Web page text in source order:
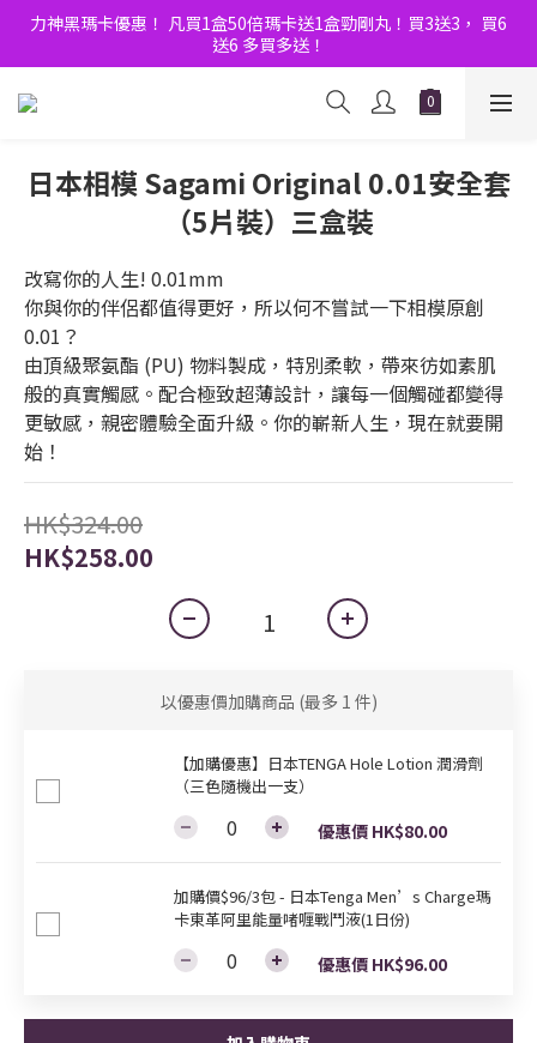
8月優惠Double賞！門市大人玩具節 ｜全店購物滿$600額外9折！
力神黑瑪卡優惠！ 凡買1盒50倍瑪卡送1盒勁剛丸！買3送3， 買6
送6 多買多送！
8月優惠Double賞！門市大人玩具節 ｜全店購物滿$600額外9折！
日本相模 Sagami Original 0.01安全套
（5片裝）三盒裝
改寫你的人生! 0.01mm
你與你的伴侶都值得更好，所以何不嘗試一下相模原創
0.01？
由頂級聚氨酯 (PU) 物料製成，特別柔軟，帶來彷如素肌
般的真實觸感。配合極致超薄設計，讓每一個觸碰都變得
更敏感，親密體驗全面升級。你的嶄新人生，現在就要開
始！
HK$324.00
HK$258.00
以優惠價加購商品 (最多 1 件)
【加購優惠】日本TENGA Hole Lotion 潤滑劑
（三色隨機出一支）
優惠價 HK$80.00
加購價$96/3包 - 日本Tenga Men’s Charge瑪
卡東革阿里能量啫喱戰鬥液(1日份)
優惠價 HK$96.00